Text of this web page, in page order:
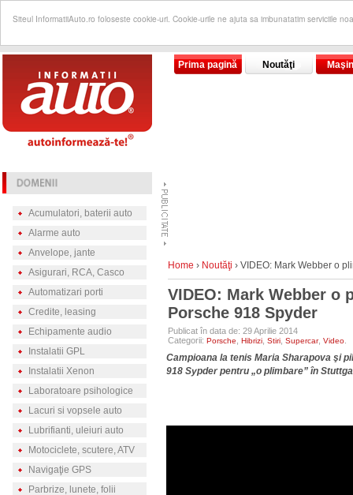
Siteul InformatiiAuto.ro foloseste cookie-uri. Cookie-urile ne ajuta sa imbunatatim serviciile
Prima pagină Noutăţi
Acumulatori, baterii auto
Alarme auto
Anvelope, jante
Asigurari, RCA, Casco
Automatizari porti
Credite, leasing
Echipamente audio
Instalatii GPL
Instalatii Xenon
Laboratoare psihologice
Lacuri si vopsele auto
Lubrifianti, uleiuri auto
Motociclete, scutere, ATV
Navigaţie GPS
Parbrize, lunete, folii
Home › Noutăţi › VIDEO: Mark Webber o
VIDEO: Mark Webber o
Porsche 918 Spyder
Publicat în data de: 29 Aprilie 2014
Categorii: Porsche Hibrizi Stiri Supercar, Video
Campioana la tenis Maria Sharapova şi
918 Sypder pentru „o plimbare” în